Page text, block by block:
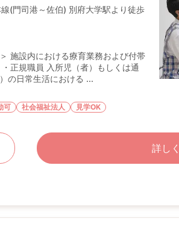
(門司港～佐伯) 別府大学駅より徒歩
施設内における療育業務および付帯
正規職員 入所児（者）もしくは通
の日常生活における ...
可 社会福祉法人 見学OK
詳し